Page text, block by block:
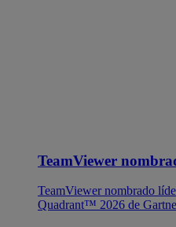
TeamViewer
TeamViewer nombrado
Quadrant™ 2026 de